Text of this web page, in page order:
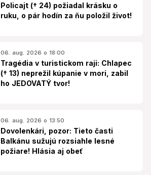
Policajt († 24) požiadal krásku o
ruku, o pár hodín za ňu položil život!
06. aug. 2026 o 18:00
Tragédia v turistickom raji: Chlapec
(† 13) neprežil kúpanie v mori, zabil
ho JEDOVATÝ tvor!
06. aug. 2026 o 13:50
Dovolenkári, pozor: Tieto časti
Balkánu sužujú rozsiahle lesné
požiare! Hlásia aj obeť